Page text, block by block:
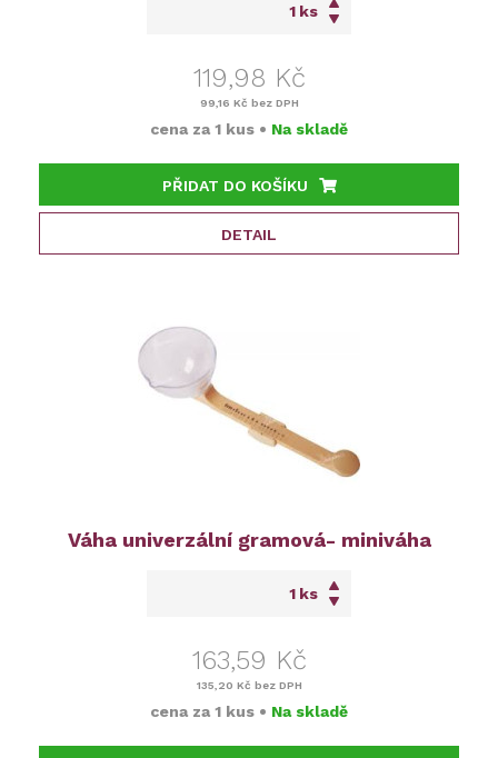
ks
119,98 Kč
99,16 Kč bez DPH
cena za 1 kus • Na skladě
PŘIDAT DO KOŠÍKU
DETAIL
Váha univerzální gramová- miniváha
ks
163,59 Kč
135,20 Kč bez DPH
cena za 1 kus • Na skladě